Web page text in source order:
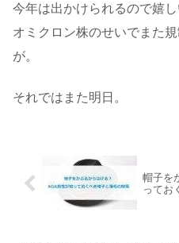
今年は出かけられるので嬉し
オミクロン株のせいでまた
が。
それではまた明日。
帽子を
ってお